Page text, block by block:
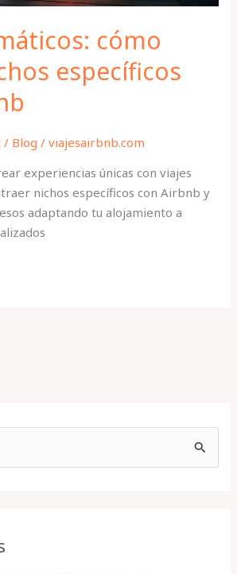
cómo
específicos
/ Blog /viajesairbnb.com
experiencias únicas con viajes
nichos específicos con Airbnb y
adaptando tu alojamiento a